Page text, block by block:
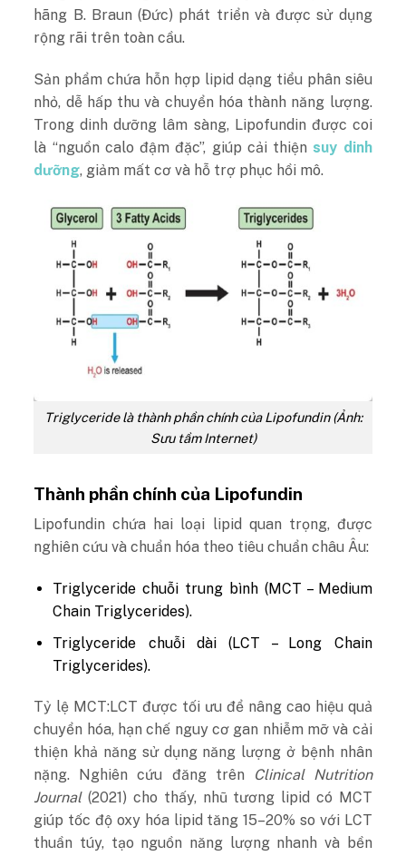
hãng B. Braun (Đức) phát triển và được sử dụng
rộng rãi trên toàn cầu.
Sản phẩm chứa hỗn hợp lipid dạng tiểu phân siêu
nhỏ, dễ hấp thu và chuyển hóa thành năng lượng.
Trong dinh dưỡng lâm sàng, Lipofundin được coi
là “nguồn calo đậm đặc”, giúp cải thiện suy dinh
dưỡng, giảm mất cơ và hỗ trợ phục hồi mô.
Triglyceride là thành phần chính của Lipofundin (Ảnh:
Sưu tầm Internet)
Thành phần chính của Lipofundin
Lipofundin chứa hai loại lipid quan trọng, được
nghiên cứu và chuẩn hóa theo tiêu chuẩn châu Âu:
Triglyceride chuỗi trung bình (MCT – Medium
Chain Triglycerides).
Triglyceride chuỗi dài (LCT – Long Chain
Triglycerides).
Tỷ lệ MCT:LCT được tối ưu để nâng cao hiệu quả
chuyển hóa, hạn chế nguy cơ gan nhiễm mỡ và cải
thiện khả năng sử dụng năng lượng ở bệnh nhân
nặng. Nghiên cứu đăng trên
Clinical Nutrition
Journal(2021) cho thấy, nhũ tương lipid có MCT
giúp tốc độ oxy hóa lipid tăng 15–20% so với LCT
thuần túy, tạo nguồn năng lượng nhanh và bền